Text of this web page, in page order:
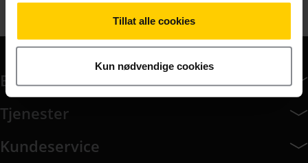
Tillat alle cookies
Kun nødvendige cookies
Bedriftsabonnement
Bedriftsabonnement har 14 undermeny elementer.
Tjenester
Kundeservice